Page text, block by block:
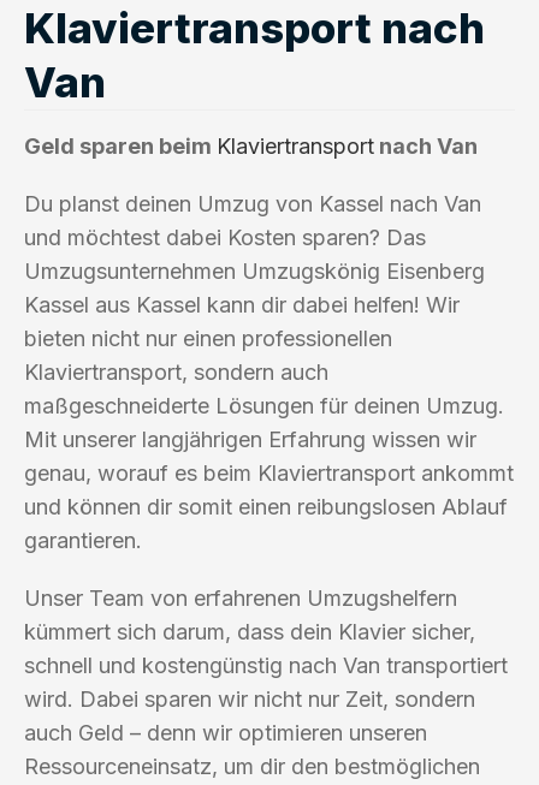
Klaviertransport nach
Van
Geld sparen beim Klaviertransport nach Van
Du planst deinen Umzug von Kassel nach Van
und möchtest dabei Kosten sparen? Das
Umzugsunternehmen Umzugskönig Eisenberg
Kassel aus Kassel kann dir dabei helfen! Wir
bieten nicht nur einen professionellen
Klaviertransport, sondern auch
maßgeschneiderte Lösungen für deinen Umzug.
Mit unserer langjährigen Erfahrung wissen wir
genau, worauf es beim Klaviertransport ankommt
und können dir somit einen reibungslosen Ablauf
garantieren.
Unser Team von erfahrenen Umzugshelfern
kümmert sich darum, dass dein Klavier sicher,
schnell und kostengünstig nach Van transportiert
wird. Dabei sparen wir nicht nur Zeit, sondern
auch Geld – denn wir optimieren unseren
Ressourceneinsatz, um dir den bestmöglichen